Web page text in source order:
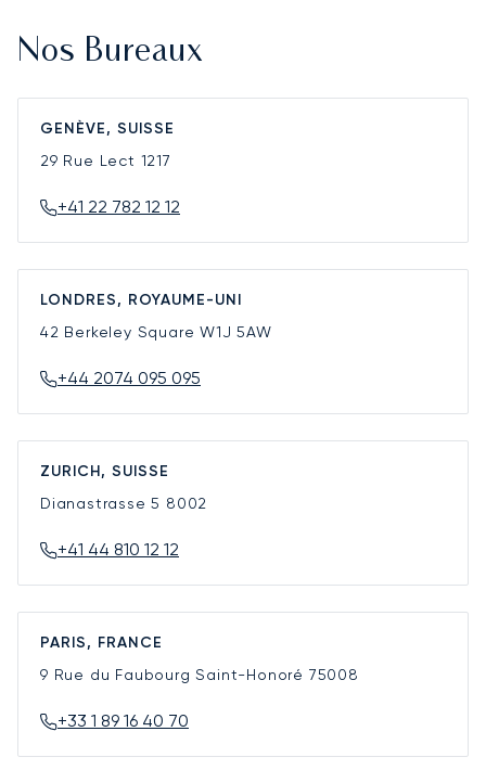
Nos Bureaux
GENÈVE, SUISSE
29 Rue Lect 1217
+41 22 782 12 12
LONDRES, ROYAUME-UNI
42 Berkeley SquareW1J 5AW
+44 2074 095 095
ZURICH, SUISSE
Dianastrasse 5 8002
+41 44 810 12 12
PARIS, FRANCE
9 Rue du Faubourg Saint-Honoré 75008
+33 1 89 16 40 70